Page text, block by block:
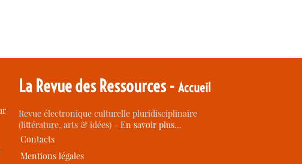
La Revue des Ressources -Accueil
Revue électronique culturelle pluridisciplinaire
(littérature, arts & idées) -En savoir plus…
Contacts
Mentions légales